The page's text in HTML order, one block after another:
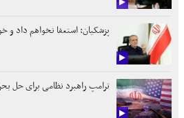
پزشکیان: استعفا نخواهم داد و
ترامپ راهبرد نظامی برای حل